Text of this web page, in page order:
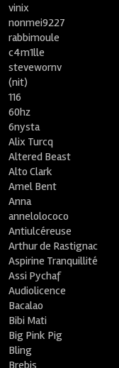
vinix
nonmei9227
rabbimoule
c4m1lle
stevewornv
(nit)
116
60hz
6nysta
Alix Turcq
Altered Beast
Alto Clark
Amel Bent
Anna
annelolococo
Antiulcéreuse
Arthur de Rastignac
Aspirine Tranquillité
Assi Pychaf
Audiolicence
Bacalao
Bibi Mati
Big Pink Pig
Bling
Brebis